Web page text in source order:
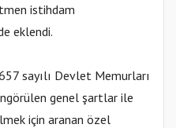
istihdam
eklendi.
sayılı Devlet Memurları
genel şartlar ile
için aranan özel